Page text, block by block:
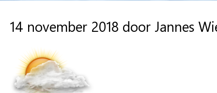
14 november 2018 door Jannes